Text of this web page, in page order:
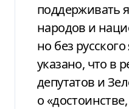
поддерживать
народов и
но без
указано, что в
депутатов и
о